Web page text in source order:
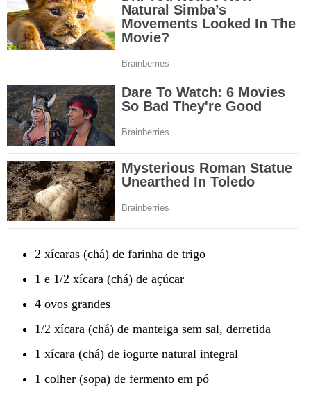
2 xícaras (chá) de farinha de trigo
1 e 1/2 xícara (chá) de açúcar
4 ovos grandes
1/2 xícara (chá) de manteiga sem sal, derretida
1 xícara (chá) de iogurte natural integral
1 colher (sopa) de fermento em pó